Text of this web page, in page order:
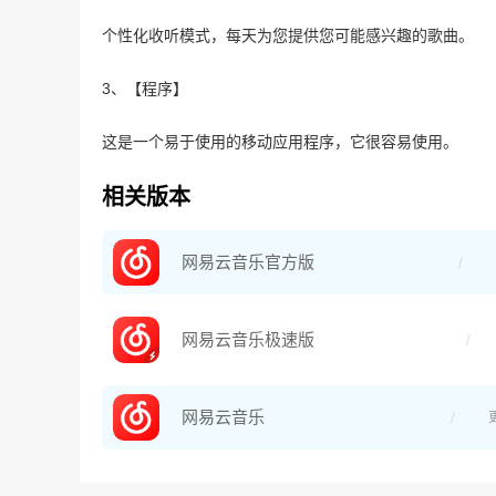
个性化收听模式，每天为您提供您可能感兴趣的歌曲。
3、【程序】
这是一个易于使用的移动应用程序，它很容易使用。
相关版本
网易云音乐官方版
网易云音乐极速版
网易云音乐